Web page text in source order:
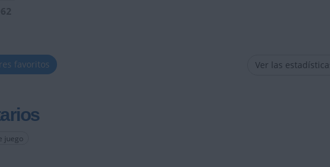
favoritos Ver las
juego